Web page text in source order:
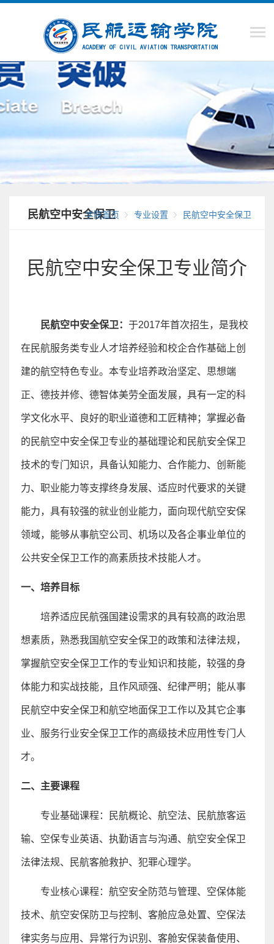
民航空中安全保卫
学院首页 专业设置 民航空中安全保卫
民航空中安全保卫专业简介
民航空中安全保卫： 于2017年首次招生，是我校
在民航服务类专业人才培养经验和校企合作基础上创
建的航空特色专业。 本专业培养政治坚定、思想端
正、德技并修、德智体美劳全面发展，具有一定的科
学文化水平、良好的职业道德和工匠精神；掌握必备
的民航空中安全保卫专业的基础理论和民航安全保卫
技术的专门知识，具备认知能力、合作能力、创新能
力、职业能力等支撑终身发展、适应时代要求的关键
能力，具有较强的就业创业能力，面向现代航空安保
领域，能够从事航空公司、机场以及各企事业单位的
公共安全保卫工作的高素质技术技能人才。
一、培养目标
培养适应民航强国建设需求的具有较高的政治思
想素质，熟悉我国航空安全保卫的政策和法律法规，
掌握航空安全保卫工作的专业知识和技能，较强的身
体能力和实战技能，且作风顽强、纪律严明；能从事
民航空中安全保卫和航空地面保卫工作以及其它企事
业、服务行业安全保卫工作的高级技术应用性专门人
才。
二、主要课程
专业基础课程：民航概论、航空法、民航旅客运
输、空保专业英语、执勤语言与沟通、航空安全保卫
法律法规、民航客舱救护、犯罪心理学。
专业核心课程：航空安全防范与管理、空保体能
技术、航空安保防卫与控制、客舱应急处置、空保法
律实务与应用、异常行为识别、客舱安保装备使用、